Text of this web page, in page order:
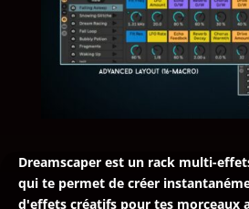
Dreamscaper est un rack multi-
qui te permet de créer
d'effets créatifs pour tes morceaux